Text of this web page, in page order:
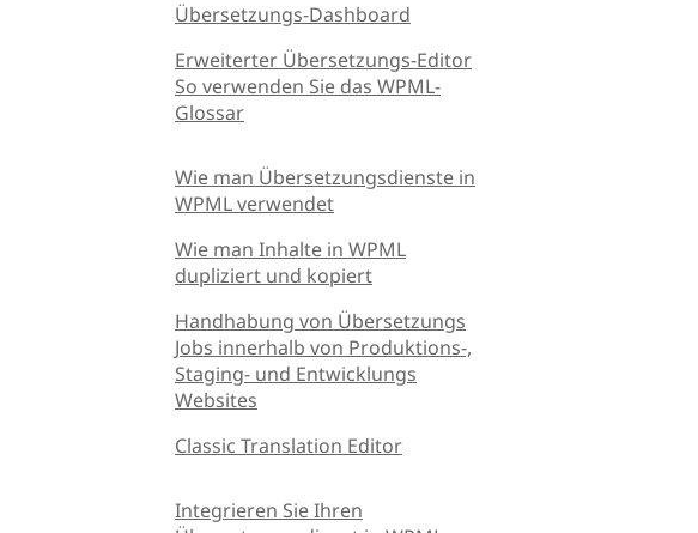
Übersetzungs-Dashboard
Erweiterter Übersetzungs-Editor
So verwenden Sie das WPML-
Glossar
Wie man Übersetzungsdienste in
WPML verwendet
Wie man Inhalte in WPML
dupliziert und kopiert
Handhabung von Übersetzungs
Jobs innerhalb von Produktions-,
Staging- und Entwicklungs
Websites
Classic Translation Editor
Integrieren Sie Ihren